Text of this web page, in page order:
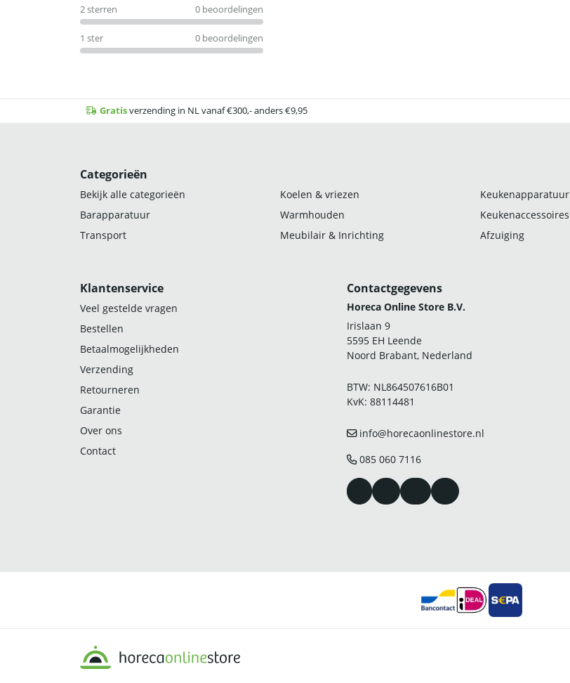
2 sterren 0 beoordelingen
1 ster 0 beoordelingen
Gratisverzending in NL vanaf €300,- anders €9,95
Categorieën
Bekijk alle categorieën Koelen & vriezen Keukenapparatuur
Barapparatuur
Warmhouden Keukenaccessoires
Transport
Meubilair & Inrichting Afzuiging
Klantenservice
Veel gestelde vragen
Bestellen
Betaalmogelijkheden
Verzending
Retourneren
Garantie
Over ons
Contact
Contactgegevens
Horeca Online Store B.V.
Irislaan 9
5595 EH Leende
Noord Brabant, Nederland
BTW: NL864507616B01
KvK: 88114481
info@horecaonlinestore.nl
085 060 7116